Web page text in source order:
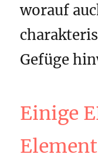
worauf
Gefüge
Einige